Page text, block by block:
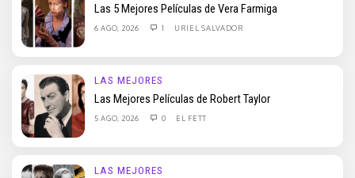
Las 5 Mejores Películas de Vera Farmiga
6 AGO, 2026 1 URIEL SALVADOR
LAS MEJORES
Las Mejores Películas de Robert Taylor
5 AGO, 2026 0 EL FETT
LAS MEJORES